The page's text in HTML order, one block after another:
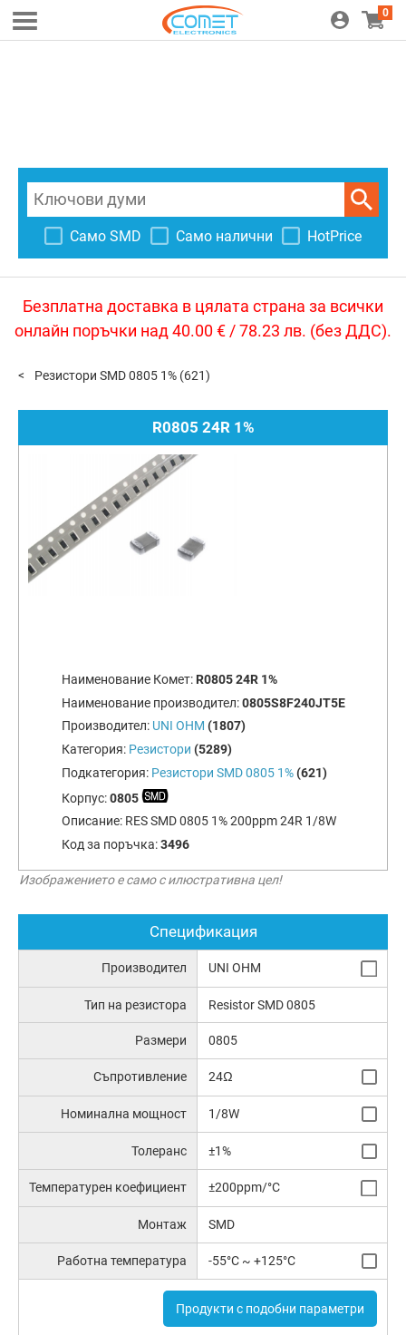
0
Само SMD Само налични HotPrice
Безплатна доставка в цялата страна за всички
онлайн поръчки над 40.00 € / 78.23 лв. (без ДДС).
Резистори SMD 0805 1% (621)
R0805 24R 1%
Наименование Комет: R0805 24R 1%
Наименование производител:0805S8F240JT5E
Производител: UNI OHM (1807)
Категория: Резистори (5289)
Подкатегория: Резистори SMD 0805 1% (621)
Корпус:0805
Описание: RES SMD 0805 1% 200ppm 24R 1/8W
Код за поръчка:3496
Изображението е само с илюстративна цел!
Спецификация
Производител UNI OHM
Тип на резистора Resistor SMD 0805
Размери 0805
Съпротивление 24Ω
Номинална мощност 1/8W
Толеранс ±1%
Температурен коефициент ±200ppm/°C
Монтаж SMD
Работна температура -55°C ~ +125°C
Продукти с подобни параметри